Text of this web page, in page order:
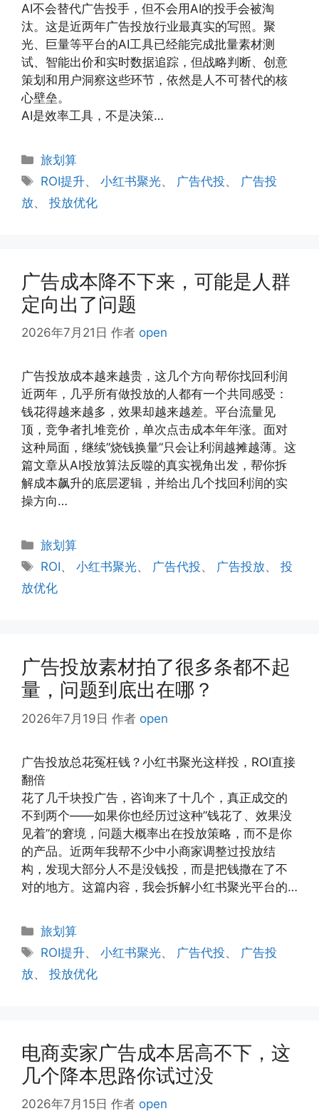
AI不会替代广告投手，但不会用AI的投手会被淘
汰。这是近两年广告投放行业最真实的写照。聚
光、巨量等平台的AI工具已经能完成批量素材测
试、智能出价和实时数据追踪，但战略判断、创意
策划和用户洞察这些环节，依然是人不可替代的核
心壁垒。
AI是效率工具，不是决策…
分
类
旅划算
标
签
ROI提升、小红书聚光、 广告代投、 广告投
放、 投放优化
广告成本降不下来，可能是人群
定向出了问题
2026年7月21日 作者 open
广告投放成本越来越贵，这几个方向帮你找回利润
近两年，几乎所有做投放的人都有一个共同感受：
钱花得越来越多，效果却越来越差。平台流量见
顶，竞争者扎堆竞价，单次点击成本年年涨。面对
这种局面，继续”烧钱换量”只会让利润越摊越薄。这
篇文章从AI投放算法反噬的真实视角出发，帮你拆
解成本飙升的底层逻辑，并给出几个找回利润的实
操方向…
分
类
旅划算
标
签
ROI、小红书聚光、 广告代投、 广告投放、投
放优化
广告投放素材拍了很多条都不起
量，问题到底出在哪？
2026年7月19日 作者 open
广告投放总花冤枉钱？小红书聚光这样投，ROI直接
翻倍
花了几千块投广告，咨询来了十几个，真正成交的
不到两个——如果你也经历过这种”钱花了、效果没
见着”的窘境，问题大概率出在投放策略，而不是你
的产品。近两年我帮不少中小商家调整过投放结
构，发现大部分人不是没钱投，而是把钱撒在了不
对的地方。这篇内容，我会拆解小红书聚光平台的…
分
类
旅划算
标
签
ROI提升、小红书聚光、 广告代投、 广告投
放、 投放优化
电商卖家广告成本居高不下，这
几个降本思路你试过没
2026年7月15日 作者 open